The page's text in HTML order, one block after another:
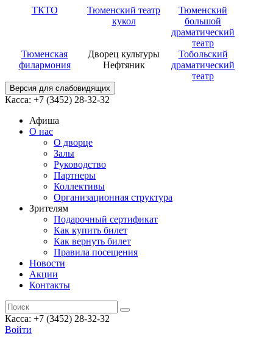
ТКТО
Тюменский театр
кукол
Тюменский
большой
драматический
театр
Тюменская
филармония
Дворец культуры
Нефтяник
Тобольский
драматический
театр
Версия для слабовидящих
Касса: +7 (3452) 28-32-32
Афиша
О нас
О дворце
Залы
Руководство
Партнеры
Коллективы
Организационная структура
Зрителям
Подарочный сертификат
Как купить билет
Как вернуть билет
Правила посещения
Новости
Акции
Контакты
Касса: +7 (3452) 28-32-32
Войти